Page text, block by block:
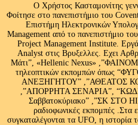
Ο Χρήστος Κασταμονίτης
Φοίτησε στο πανεπιστήμιο του
Επιστήμη Ηλεκτρονικών
Management από το πανεπιστήμιο
Project Management Institute.
Analyst στις Βρυξελλες. Εχει
Μάτι”, «Hellenic Nexus»
τηλεοπτικών εκπομπών όπως
ΑΝΕΞΗΓΗΤΟΥ” ,”ΑΘΕΑΤΟΣ
,”ΑΠΟΡΡΗΤΑ ΣΕΝΑΡΙΑ”,
Σαββατοκύριακο” ,”ΣΚ ΣΤΟ
ραδιοφωνικές εκπομπές .Στα
συγκαταλέγονται τα UFO, η ιστορία